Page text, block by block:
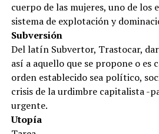
cuerpo de las mujeres, uno de los
sistema de explotación y
Subversión
Del latín Subvertor, Trastocar,
así a aquello que se propone o es
orden establecido sea político,
crisis de la urdimbre capitalista -
urgente.
Utopía